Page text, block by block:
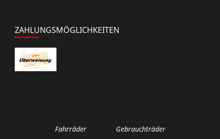
ZAHLUNGSMÖGLICHKEITEN
Fahrräder Gebrauchträder